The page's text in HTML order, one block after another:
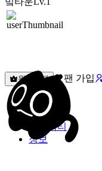
원픽선택 팬 가입
밐타운
피드
커뮤니티
정보